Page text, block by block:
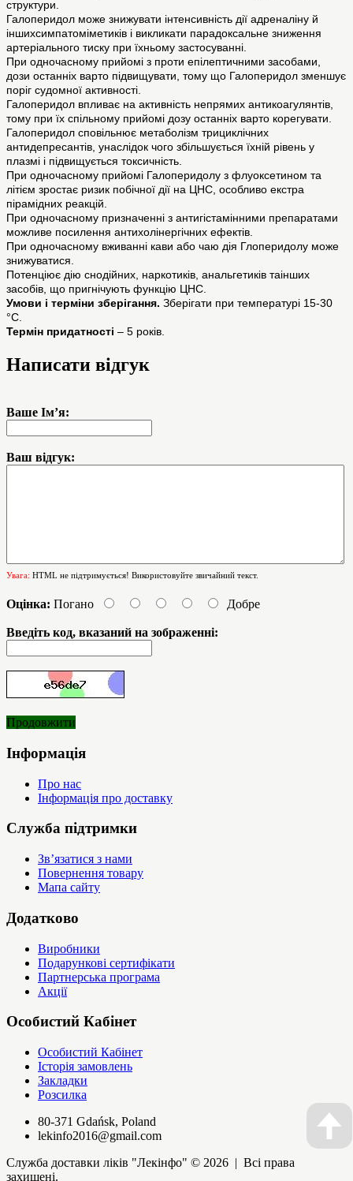
структури.
Галоперидол може знижувати інтенсивність дії адреналіну й
іншихсимпатоміметиків і викликати парадоксальне зниження
артеріального тиску при їхньому застосуванні.
При одночасному прийомі з проти епілептичними засобами,
дози останніх варто підвищувати, тому що Галоперидол зменшує
поріг судомної активності.
Галоперидол впливає на активність непрямих антикоагулянтів,
тому при їх спільному прийомі дозу останніх варто корегувати.
Галоперидол сповільнює метаболізм трициклічних
антидепресантів, унаслідок чого збільшується їхній рівень у
плазмі і підвищується токсичність.
При одночасному прийомі Галоперидолу з флуоксетином та
літієм зростає ризик побічної дії на ЦНС, особливо екстра
пірамідних реакцій.
При одночасному призначенні з антигістамінними препаратами
можливе посилення антихолінергічних ефектів.
При одночасному вживанні кави або чаю дія Глоперидолу може
знижуватися.
Потенціює дію снодійних, наркотиків, анальгетиків таінших
засобів, що пригнічують функцію ЦНС.
Умови і терміни зберігання. Зберігати при температурі 15-30
°С.
Термін придатності – 5 років.
Написати відгук
Ваше Ім’я:
Ваш відгук:
Увага: HTML не підтримується! Використовуйте звичайний текст.
Оцінка: Погано Добре
Введіть код, вказаний на зображенні:
Продовжити
Інформація
Про нас
Інформація про доставку
Служба підтримки
Зв’язатися з нами
Повернення товару
Мапа сайту
Додатково
Виробники
Подарункові сертифікати
Партнерська програма
Акції
Особистий Кабінет
Особистий Кабінет
Історія замовлень
Закладки
Розсилка
80-371 Gdańsk, Poland
lekinfo2016@gmail.com
Служба доставки ліків "Лекінфо" © 2026 | Всі права
захищені.